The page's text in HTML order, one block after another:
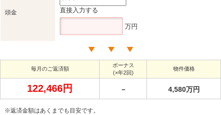
頭金 直接入力する
万円
毎月のご返済額
ボーナス
(×年2回)
物件価格
122,466円 － 4,580万円
※返済金額はあくまでも目安です。